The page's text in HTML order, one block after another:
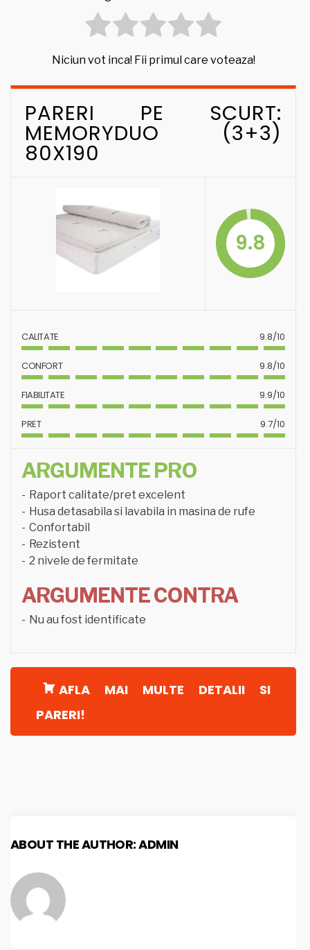
Niciun vot inca! Fii primul care voteaza!
PARERI PE SCURT:
MEMORYDUO (3+3)
80X190
9.8
CALITATE 9.8/10
CONFORT 9.8/10
FIABILITATE 9.9/10
PRET 9.7/10
ARGUMENTE PRO
Raport calitate/pret excelent
Husa detasabila si lavabila in masina de rufe
Confortabil
Rezistent
2 nivele de fermitate
ARGUMENTE CONTRA
Nu au fost identificate
AFLA MAI MULTE DETALII SI
PARERI!
ABOUT THE AUTHOR:ADMIN